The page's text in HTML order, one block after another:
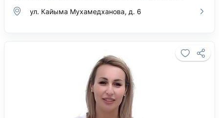
ул. Кайыма Мухамедханова, д. 6